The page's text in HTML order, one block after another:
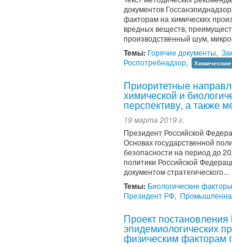
документов
факторам на химических
вредных веществ,
производственный шум,
Темы: Горячие документы,
Роспотребнадзор,
Приоритетные
химической и
перспективу, а также
19 марта 2019 г.
Президент Российской
Основах государственной
безопасности на период до
политики Российской
документом стратегического...
Темы: Биологические факторы
Президент РФ,
Проект
эпидемиологических
физическим факторам